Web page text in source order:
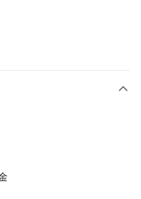
可立即使用無須另外申請。
立後會自動跳轉到大哥付的交易